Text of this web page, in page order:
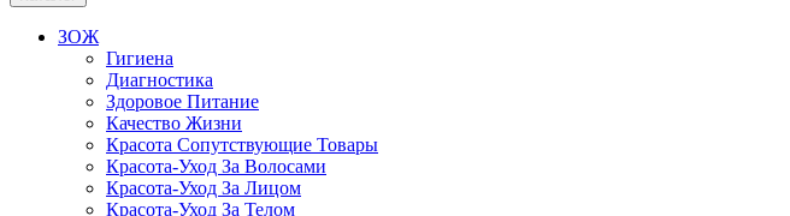
ЗОЖ
Гигиена
Диагностика
Здоровое Питание
Качество Жизни
Красота Сопутствующие Товары
Красота-Уход За Волосами
Красота-Уход За Лицом
Красота-Уход За Телом